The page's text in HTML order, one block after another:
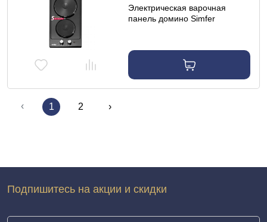
Электрическая варочная
панель домино Simfer
‹ 1 2 ›
Подпишитесь на акции и скидки